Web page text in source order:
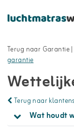
Terug naar Garantie|
garantie
Terug naar
Wat houdt